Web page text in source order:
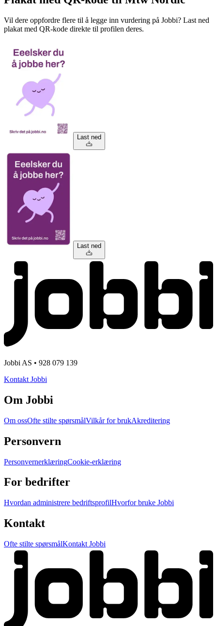
Vil dere oppfordre flere til å legge inn vurdering på Jobbi? Last ned
plakat med QR-kode direkte til profilen deres.
Last ned
Last ned
Jobbi AS • 928 079 139
Kontakt Jobbi
Om Jobbi
Om ossOfte stilte spørsmålVilkår for brukAkreditering
Personvern
PersonvernerklæringCookie-erklæring
For bedrifter
Hvordan administrere bedriftsprofilHvorfor bruke Jobbi
Kontakt
Ofte stilte spørsmålKontakt Jobbi